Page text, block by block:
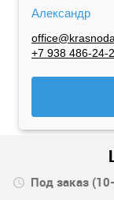
Александр
+7 938 486-24-
Под заказ